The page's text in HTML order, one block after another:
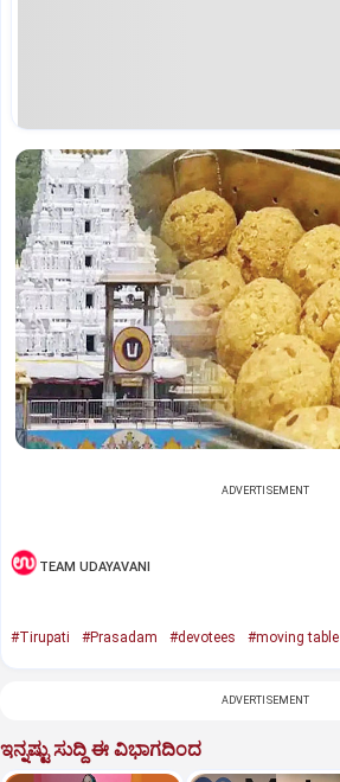
ADVERTISEMENT
TEAM UDAYAVANI
#Tirupati #Prasadam #devotees #moving table
ADVERTISEMENT
ಇನ್ನಷ್ಟು ಸುದ್ದಿ ಈ ವಿಭಾಗದಿಂದ